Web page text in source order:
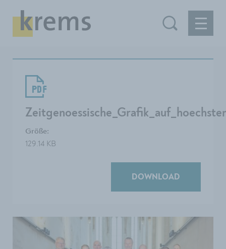
Größe:
129.14 KB
DOWNLOAD